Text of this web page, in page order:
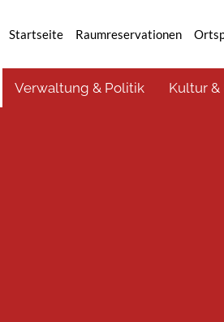
Startseite Raumreservationen
Verwaltung & Politik Kultur &